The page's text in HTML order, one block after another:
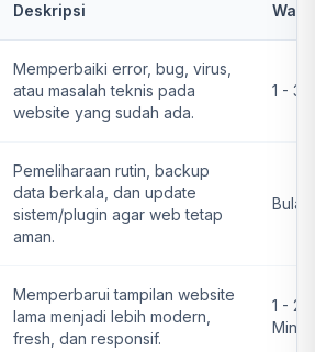
Deskripsi
Memperbaiki error, bug, virus,
atau masalah teknis pada
website yang sudah ada.
1 - 3
Pemeliharaan rutin, backup
data berkala, dan update
sistem/plugin agar web tetap
aman.
Memperbarui tampilan website
lama menjadi lebih modern,
fresh, dan responsif.
1 - 2